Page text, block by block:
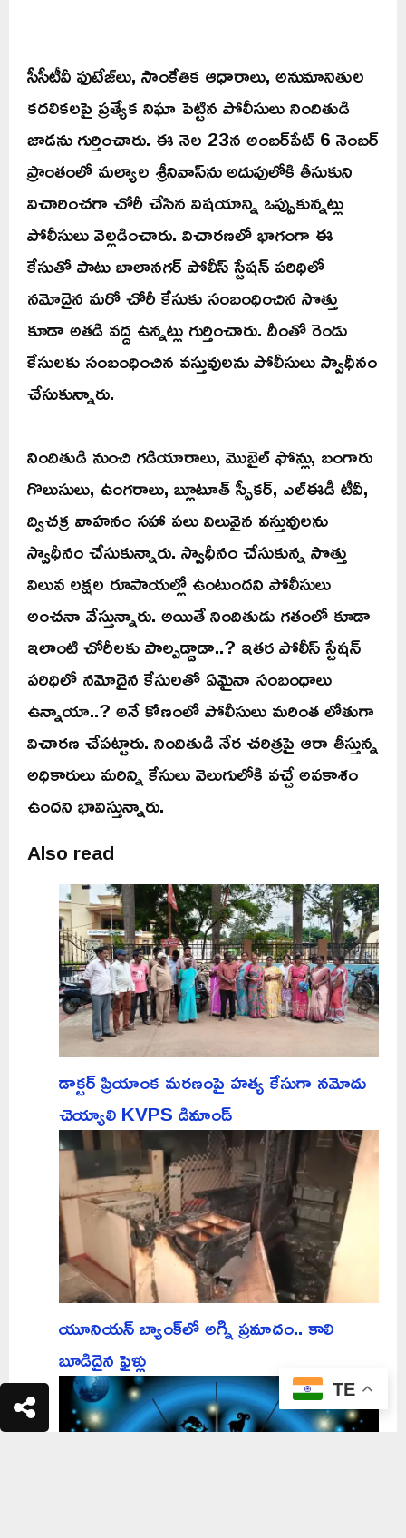
సీసీటీవీ ఫుటేజ్‌లు, సాంకేతిక ఆధారాలు, అనుమానితుల
కదలికలపై ప్రత్యేక నిఘా పెట్టిన పోలీసులు నిందితుడి
జాడను గుర్తించారు. ఈ నెల 23న అంబర్‌పేట్ 6 నెంబర్
ప్రాంతంలో మల్యాల శ్రీనివాస్‌ను అదుపులోకి తీసుకుని
విచారించగా చోరీ చేసిన విషయాన్ని ఒప్పుకున్నట్లు
పోలీసులు వెల్లడించారు. విచారణలో భాగంగా ఈ
కేసుతో పాటు బాలానగర్ పోలీస్ స్టేషన్ పరిధిలో
నమోదైన మరో చోరీ కేసుకు సంబంధించిన సొత్తు
కూడా అతడి వద్ద ఉన్నట్లు గుర్తించారు. దీంతో రెండు
కేసులకు సంబంధించిన వస్తువులను పోలీసులు స్వాధీనం
చేసుకున్నారు.
నిందితుడి నుంచి గడియారాలు, మొబైల్ ఫోన్లు, బంగారు
గొలుసులు, ఉంగరాలు, బ్లూటూత్ స్పీకర్, ఎల్ఈడీ టీవీ,
ద్విచక్ర వాహనం సహా పలు విలువైన వస్తువులను
స్వాధీనం చేసుకున్నారు. స్వాధీనం చేసుకున్న సొత్తు
విలువ లక్షల రూపాయల్లో ఉంటుందని పోలీసులు
అంచనా వేస్తున్నారు. అయితే నిందితుడు గతంలో కూడా
ఇలాంటి చోరీలకు పాల్పడ్డాడా..? ఇతర పోలీస్ స్టేషన్
పరిధిలో నమోదైన కేసులతో ఏమైనా సంబంధాలు
ఉన్నాయా..? అనే కోణంలో పోలీసులు మరింత లోతుగా
విచారణ చేపట్టారు. నిందితుడి నేర చరిత్రపై ఆరా తీస్తున్న
అధికారులు మరిన్ని కేసులు వెలుగులోకి వచ్చే అవకాశం
ఉందని భావిస్తున్నారు.
Also read
డాక్టర్ ప్రియాంక మరణంపై హత్య కేసుగా నమోదు
చెయ్యాలి KVPS డిమాండ్
యూనియన్ బ్యాంక్‌లో అగ్ని ప్రమాదం.. కాలి
బూడిదైన ఫైళ్లు
TE